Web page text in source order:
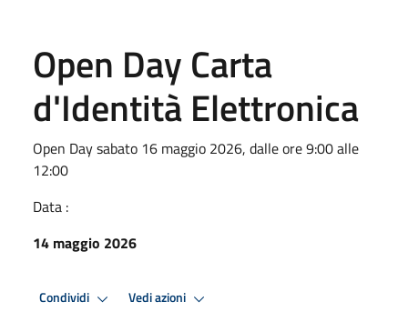
Open Day Carta
d'Identità Elettronica
Open Day sabato 16 maggio 2026, dalle ore 9:00 alle
12:00
Data :
14 maggio 2026
Condividi Vedi azioni